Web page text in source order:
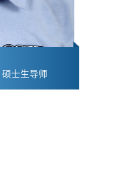
士生导师